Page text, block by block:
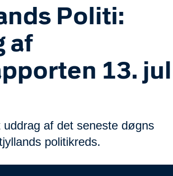
Politi:
af
13.
uddrag af det seneste døgns
politikreds.